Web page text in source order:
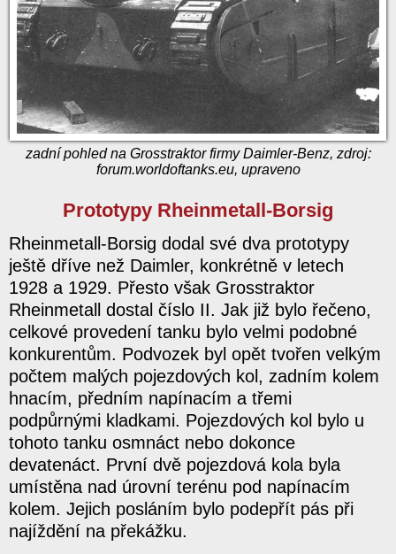
zadní pohled na Grosstraktor firmy Daimler-Benz, zdroj:
forum.worldoftanks.eu, upraveno
Prototypy Rheinmetall-Borsig
Rheinmetall-Borsig dodal své dva prototypy
ještě dříve než Daimler, konkrétně v letech
1928 a 1929. Přesto však Grosstraktor
Rheinmetall dostal číslo II. Jak již bylo řečeno,
celkové provedení tanku bylo velmi podobné
konkurentům. Podvozek byl opět tvořen velkým
počtem malých pojezdových kol, zadním kolem
hnacím, předním napínacím a třemi
podpůrnými kladkami. Pojezdových kol bylo u
tohoto tanku osmnáct nebo dokonce
devatenáct. První dvě pojezdová kola byla
umístěna nad úrovní terénu pod napínacím
kolem. Jejich posláním bylo podepřít pás při
najíždění na překážku.